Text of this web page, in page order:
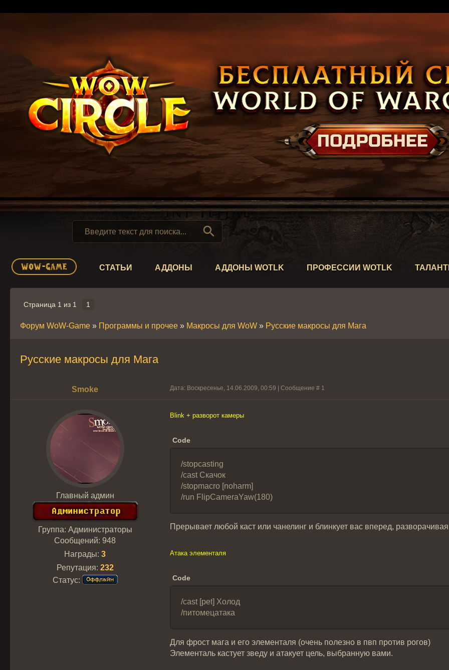

СТАТЬИ АДДОНЫ АДДОНЫ WOTLK ПРОФЕССИИ WOTLK
Страница 1 из 1 1
Форум WoW-Game » Программы и прочее » Макросы для WoW » Русские макросы для Мага
Русские макросы для Мага
Smoke Дата: Воскресенье, 14.06.2009, 00:59 | Сообщение # 1
Главный админ
Группа: Администраторы
Сообщений: 948
Награды: 3
Репутация: 232
Статус:
Blink + разворот камеры
Code
/stopcasting
/cast Скачок
/stopmacro [noharm]
/run FlipCameraYaw(180)
Прерывает любой каст или чанелинг и блинкует вас вперед,
Атака элементаля
Code
/cast [pet] Холод
/питомецатака
Для фрост мага и его элементаля (очень полезно в пвп против рогов)
Элементаль кастует зведу и атакует цель, выбранную вами.